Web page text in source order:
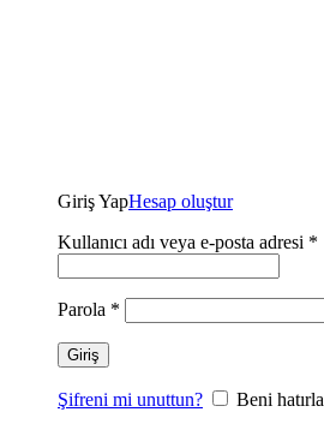
Giriş YapHesap oluştur
Kullanıcı adı veya e-posta adresi *
Parola *
Giriş
Şifreni mi unuttun? Beni hatırla